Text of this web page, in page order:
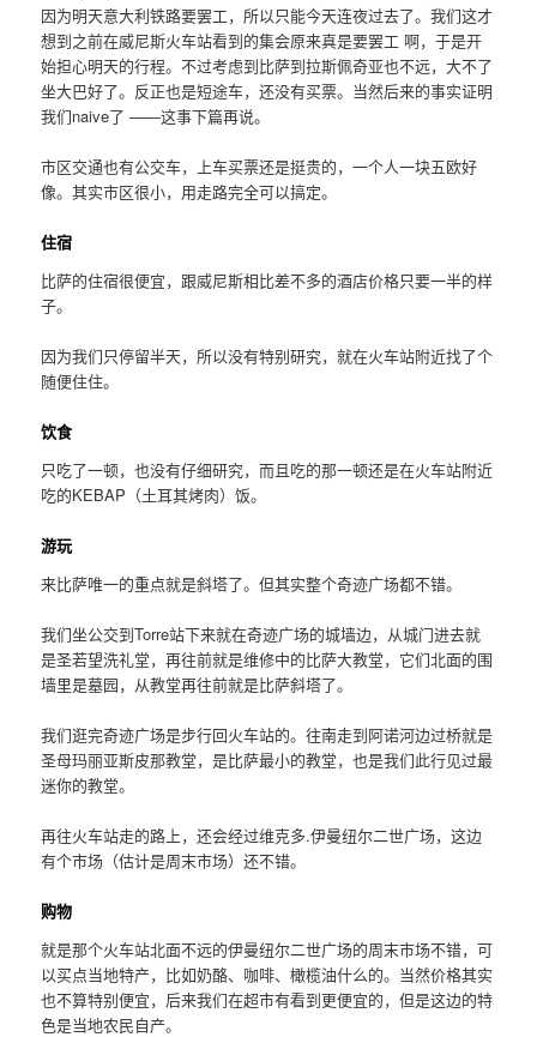
因为明天意大利铁路要罢工，所以只能今天连夜过去了。我们这才
想到之前在威尼斯火车站看到的集会原来真是要罢工 啊，于是开
始担心明天的行程。不过考虑到比萨到拉斯佩奇亚也不远，大不了
坐大巴好了。反正也是短途车，还没有买票。当然后来的事实证明
我们naive了 ——这事下篇再说。
市区交通也有公交车，上车买票还是挺贵的，一个人一块五欧好
像。其实市区很小，用走路完全可以搞定。
住宿
比萨的住宿很便宜，跟威尼斯相比差不多的酒店价格只要一半的样
子。
因为我们只停留半天，所以没有特别研究，就在火车站附近找了个
随便住住。
饮食
只吃了一顿，也没有仔细研究，而且吃的那一顿还是在火车站附近
吃的KEBAP（土耳其烤肉）饭。
游玩
来比萨唯一的重点就是斜塔了。但其实整个奇迹广场都不错。
我们坐公交到Torre站下来就在奇迹广场的城墙边，从城门进去就
是圣若望洗礼堂，再往前就是维修中的比萨大教堂，它们北面的围
墙里是墓园，从教堂再往前就是比萨斜塔了。
我们逛完奇迹广场是步行回火车站的。往南走到阿诺河边过桥就是
圣母玛丽亚斯皮那教堂，是比萨最小的教堂，也是我们此行见过最
迷你的教堂。
再往火车站走的路上，还会经过维克多.伊曼纽尔二世广场，这边
有个市场（估计是周末市场）还不错。
购物
就是那个火车站北面不远的伊曼纽尔二世广场的周末市场不错，可
以买点当地特产，比如奶酪、咖啡、橄榄油什么的。当然价格其实
也不算特别便宜，后来我们在超市有看到更便宜的，但是这边的特
色是当地农民自产。